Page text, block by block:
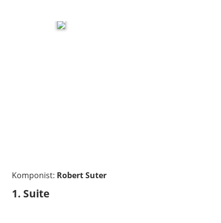
Komponist: Robert Suter
1. Suite